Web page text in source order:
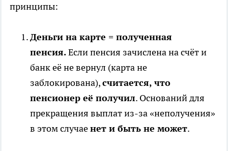
принципы:
Деньги на карте = полученная
пенсия.Если пенсия зачислена на счёт и
банк её не вернул (карта не
заблокирована),считается, что
пенсионер её получил. Оснований для
прекращения выплат из-за «неполучения»
в этом случаенет и быть не может.